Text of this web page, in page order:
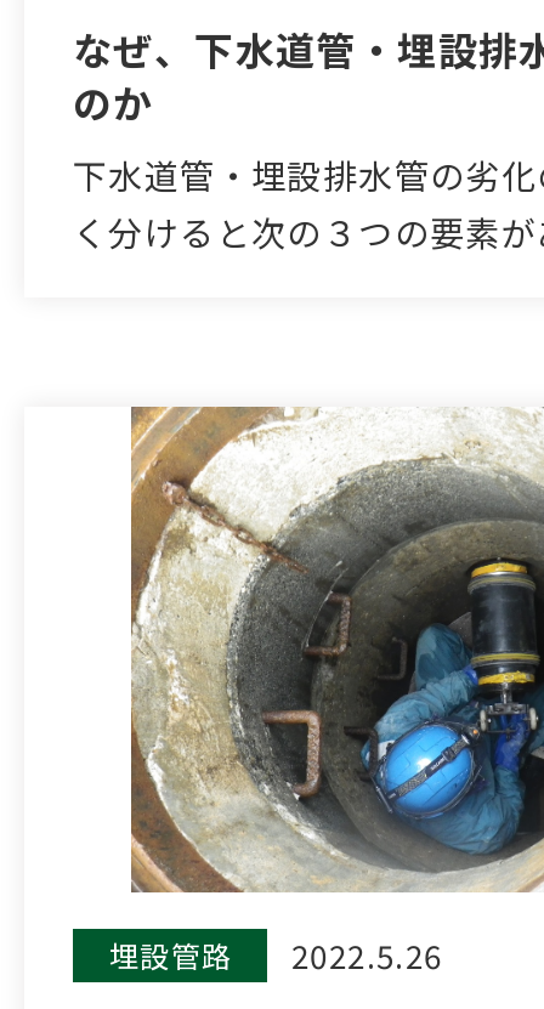
なぜ、下水道管・埋設排
のか
下水道管・埋設排水管の劣
く分けると次の３つの要
埋設管路 2022.5.26